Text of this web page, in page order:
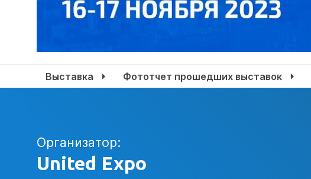
Выставка Фототчет прошедших выставок
Организатор:
United Expo